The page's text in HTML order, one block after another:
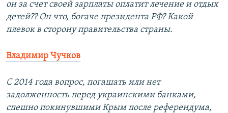
он за счет своей зарплаты оплатит лечение и отдых
детей?? Он что, богаче президента РФ? Какой
плевок в сторону правительства страны.
Владимир Чучков
С 2014 года вопрос, погашать или нет
задолженность перед украинскими банками,
спешно покинувшими Крым после референдума,